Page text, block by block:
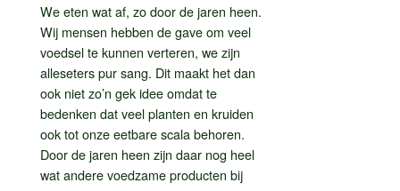
We eten wat af, zo door de jaren heen.
Wij mensen hebben de gave om veel
voedsel te kunnen verteren, we zijn
alleseters pur sang. Dit maakt het dan
ook niet zo’n gek idee omdat te
bedenken dat veel planten en kruiden
ook tot onze eetbare scala behoren.
Door de jaren heen zijn daar nog heel
wat andere voedzame producten bij